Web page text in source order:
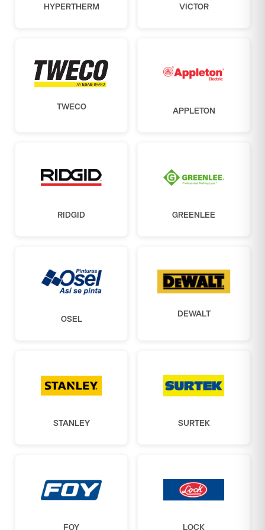
HYPERTHERM VICTOR
TWECO APPLETON
RIDGID GREENLEE
OSEL
DEWALT
STANLEY SURTEK
FOY LOCK